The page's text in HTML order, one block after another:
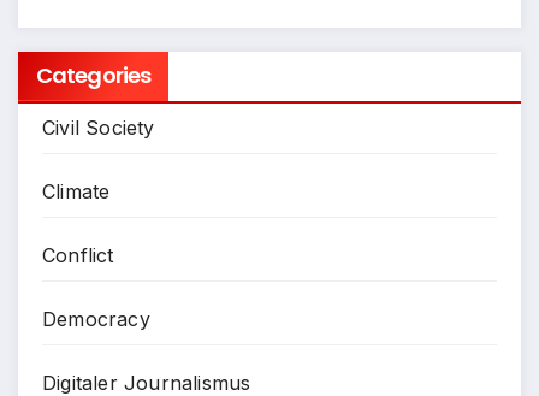
Categories
Civil Society
Climate
Conflict
Democracy
Digitaler Journalismus